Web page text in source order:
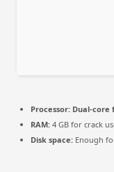
Processor: Dual-core
RAM: 4 GB for crack
Disk space: Enough